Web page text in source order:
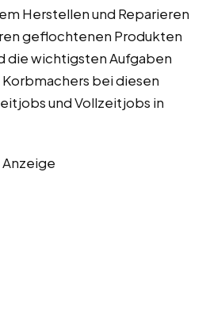
Herstellen und Reparieren
geflochtenen Produkten
die wichtigsten Aufgaben
bei diesen
und Vollzeitjobs in
Anzeige